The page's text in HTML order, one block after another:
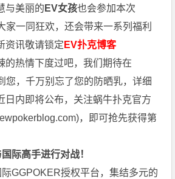
与美丽的 EV女孩也会参加本次
家一同狂欢，还会带来一系列福利
资讯敬请锁定 EV扑克博客
的热情下度过吧，我们期待在
您，千万别忘了您的防晒乳，详细
日内即将公布，关注蜗牛扑克官方
)，即可抢先获得第
际高手进行对战！
GGPOKER授权平台，集结多元的